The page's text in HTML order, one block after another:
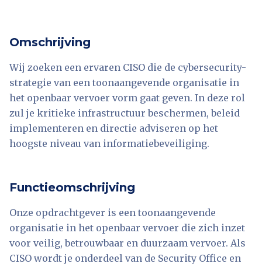
Omschrijving
Wij zoeken een ervaren CISO die de cybersecurity-
strategie van een toonaangevende organisatie in
het openbaar vervoer vorm gaat geven. In deze rol
zul je kritieke infrastructuur beschermen, beleid
implementeren en directie adviseren op het
hoogste niveau van informatiebeveiliging.
Functieomschrijving
Onze opdrachtgever is een toonaangevende
organisatie in het openbaar vervoer die zich inzet
voor veilig, betrouwbaar en duurzaam vervoer. Als
CISO wordt je onderdeel van de Security Office en